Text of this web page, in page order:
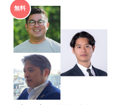
2025年
度
無料